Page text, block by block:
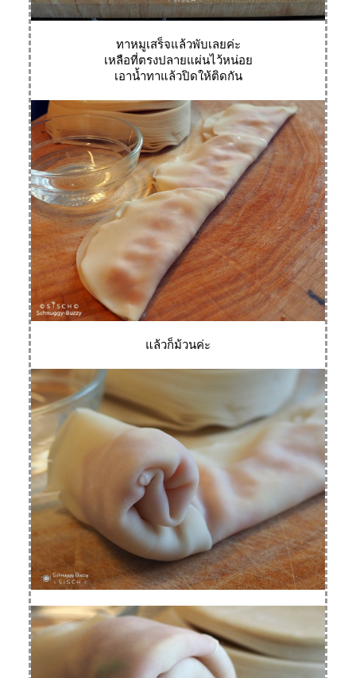
ทาหมูเสร็จแล้วพับเลยค่ะ
เหลือที่ตรงปลายแผ่นไว้หน่อ
เอาน้ำทาแล้วปิดให้ติดกัน
ล้วก็ม้วนค่ะ